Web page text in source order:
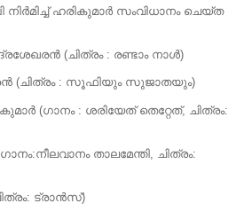
ഹരികുമാര്‍ സംവിധാനം ചെയ്ത
(ചിത്രം : രണ്ടാം നാള്‍)
(ചിത്രം : സൂഫിയും സുജാതയും)
(ഗാനം : ശരിയേത് തെറ്റേത്, ചിത്രം:
താലമേന്തി, ചിത്രം:
ട്രാന്‍സ്)